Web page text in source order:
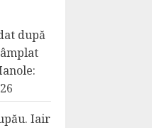
după
Iair